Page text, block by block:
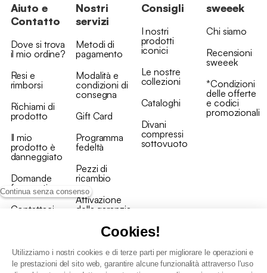
Continua senza consenso
Cookies!
Utilizziamo i nostri cookies e di terze parti per migliorare le operazioni e
le prestazioni del sito web, garantire alcune funzionalità attraverso l'uso
Aiuto e
Contatto
Dove si trova
il mio ordine?
Resi e
rimborsi
Richiami di
prodotto
Il mio
prodotto è
danneggiato
Domande
frequenti
Contattaci
Nostri
servizi
Metodi di
pagamento
Modalità e
condizioni di
consegna
Gift Card
Programma
fedeltà
Pezzi di
ricambio
Attivazione
della garanzia
Consigli
I nostri
prodotti
iconici
Le nostre
collezioni
Cataloghi
Divani
compressi
sottovuoto
sweeek
Chi siamo
Recensioni
sweeek
*Condizioni
delle offerte
e codici
promozionali